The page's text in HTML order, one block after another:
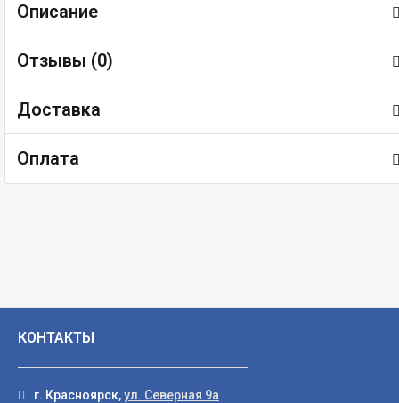
Описание
Отзывы (0)
Доставка
Оплата
КОНТАКТЫ
г. Красноярск,ул. Северная 9а